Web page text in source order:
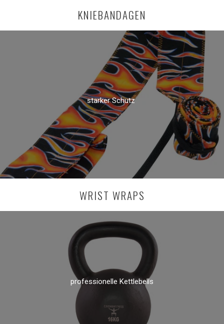
KNIEBANDAGEN
starker Schutz
WRIST WRAPS
professionelle Kettlebells